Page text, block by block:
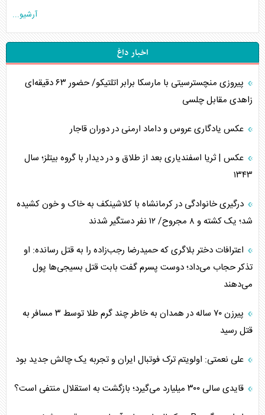
آرشیو...
اخبار داغ
پیروزی منچسترسیتی با مارسکا برابر اتلتیکو/ حضور ۶۳ دقیقه‌ای
زاهدی مقابل چلسی
عکس یادگاری عروس و داماد ارمنی در دوران قاجار
عکس | ثریا اسفندیاری بعد از طلاق و در دیدار با گروه بیتلز؛ سال
۱۳۴۳
درگیری خانوادگی در کرمانشاه با کلاشینکف به خاک و خون کشیده
شد؛ یک کشته و ۸ مجروح/ ۱۲ نفر دستگیر شدند
اعترافات دختر بلاگری که حمیدرضا رجب‌زاده را به قتل رسانده: او
تذکر حجاب می‌داد؛ دوست پسرم گفت بابت قتل بسیجی‌ها پول
می‌دهند
پیرزن ۷۰ ساله در همدان به خاطر چند گرم طلا توسط ۳ مسافر به
قتل رسید
علی نعمتی: اولویتم ترک فوتبال ایران و تجربه یک چالش جدید بود
قایدی سالی ۳۰۰ میلیارد می‌گیرد؛ بازگشت به استقلال منتفی است؟